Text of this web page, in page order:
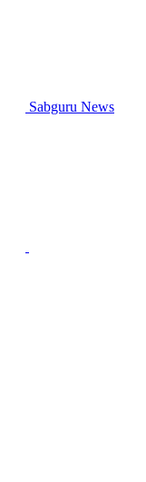
Sabguru News